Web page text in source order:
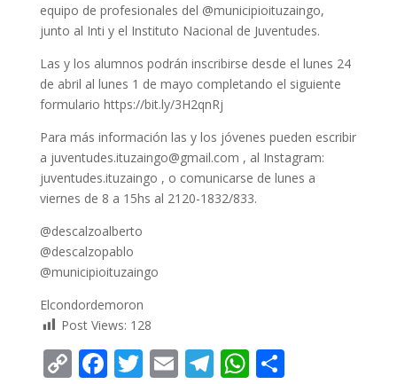
equipo de profesionales del @municipioituzaingo,
junto al Inti y el Instituto Nacional de Juventudes.
Las y los alumnos podrán inscribirse desde el lunes 24
de abril al lunes 1 de mayo completando el siguiente
formulario https://bit.ly/3H2qnRj
Para más información las y los jóvenes pueden escribir
a juventudes.ituzaingo@gmail.com , al Instagram:
juventudes.ituzaingo , o comunicarse de lunes a
viernes de 8 a 15hs al 2120-1832/833.
@descalzoalberto
@descalzopablo
@municipioituzaingo
Elcondordemoron
Post Views: 128
C F T E T W C